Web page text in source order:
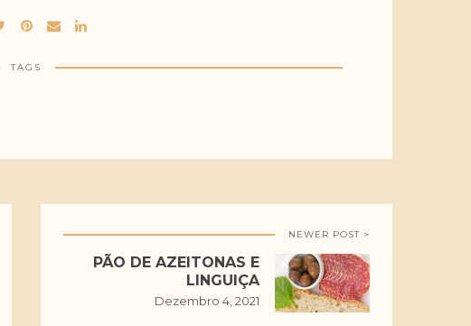
TAGS
NEWER POST >
PÃO DE AZEITONAS E
LINGUIÇA
Dezembro 4, 2021